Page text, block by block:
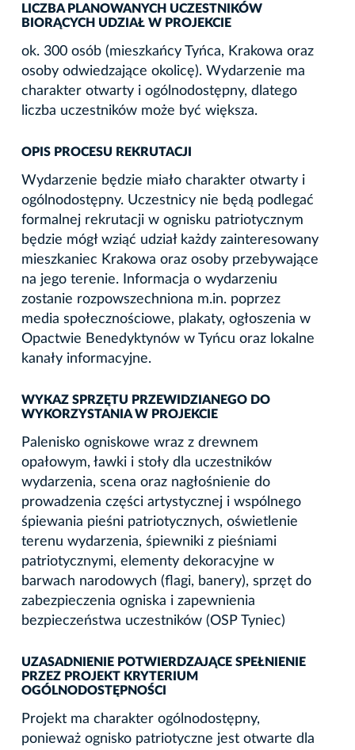
LICZBA PLANOWANYCH UCZESTNIKÓW
BIORĄCYCH UDZIAŁ W PROJEKCIE
ok. 300 osób (mieszkańcy Tyńca, Krakowa oraz
osoby odwiedzające okolicę). Wydarzenie ma
charakter otwarty i ogólnodostępny, dlatego
liczba uczestników może być większa.
OPIS PROCESU REKRUTACJI
Wydarzenie będzie miało charakter otwarty i
ogólnodostępny. Uczestnicy nie będą podlegać
formalnej rekrutacji w ognisku patriotycznym
będzie mógł wziąć udział każdy zainteresowany
mieszkaniec Krakowa oraz osoby przebywające
na jego terenie. Informacja o wydarzeniu
zostanie rozpowszechniona m.in. poprzez
media społecznościowe, plakaty, ogłoszenia w
Opactwie Benedyktynów w Tyńcu oraz lokalne
kanały informacyjne.
WYKAZ SPRZĘTU PRZEWIDZIANEGO DO
WYKORZYSTANIA W PROJEKCIE
Palenisko ogniskowe wraz z drewnem
opałowym, ławki i stoły dla uczestników
wydarzenia, scena oraz nagłośnienie do
prowadzenia części artystycznej i wspólnego
śpiewania pieśni patriotycznych, oświetlenie
terenu wydarzenia, śpiewniki z pieśniami
patriotycznymi, elementy dekoracyjne w
barwach narodowych (flagi, banery), sprzęt do
zabezpieczenia ogniska i zapewnienia
bezpieczeństwa uczestników (OSP Tyniec)
UZASADNIENIE POTWIERDZAJĄCE SPEŁNIENIE
PRZEZ PROJEKT KRYTERIUM
OGÓLNODOSTĘPNOŚCI
Projekt ma charakter ogólnodostępny,
ponieważ ognisko patriotyczne jest otwarte dla